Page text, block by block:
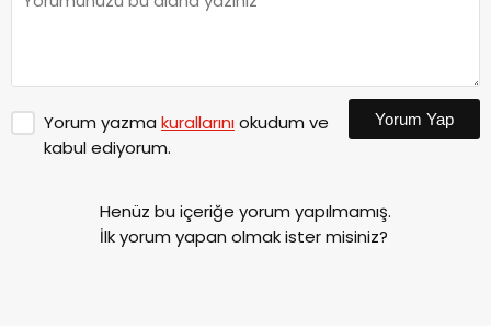
Yorum yazma kurallarınıokudum ve
kabul ediyorum.
Yorum Yap
Henüz bu içeriğe yorum yapılmamış.
İlk yorum yapan olmak ister misiniz?